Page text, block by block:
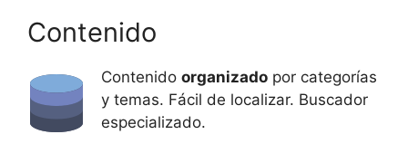
Contenido
Contenido organizado por categorías
y temas. Fácil de localizar. Buscador
especializado.